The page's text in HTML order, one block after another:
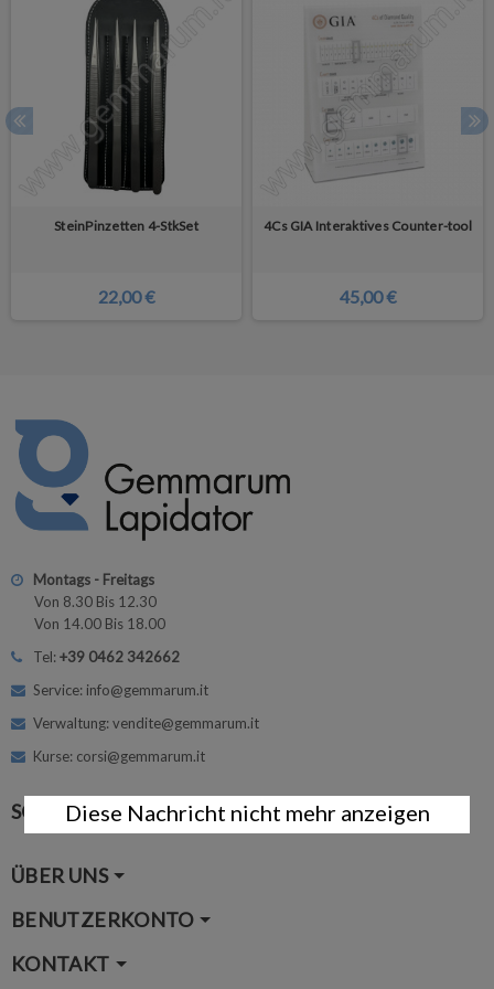
SteinPinzetten 4-StkSet
22,00 €
4Cs GIA Interaktives Counter-tool
45,00 €
Montags - Freitags
Von 8.30 Bis 12.30
Von 14.00 Bis 18.00
Tel:+39 0462 342662
Service: info@gemmarum.it
Verwaltung: vendite@gemmarum.it
Kurse: corsi@gemmarum.it
SOCIAL MEDIA
ÜBER UNS
BENUTZERKONTO
KONTAKT
Diese Nachricht nicht mehr anzeigen